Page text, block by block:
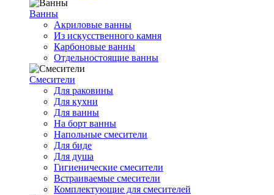
Ванны
Акриловые ванны
Из искусственного камня
Карбоновые ванны
Отдельностоящие ванны
Смесители
Для раковины
Для кухни
Для ванны
На борт ванны
Напольные смесители
Для биде
Для душа
Гигиенические смесители
Встраиваемые смесители
Комплектующие для смесителей